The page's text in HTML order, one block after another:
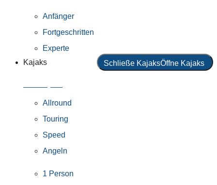
Anfänger
Fortgeschritten
Experte
Kajaks
Schließe KajaksÖffne Kajaks
Allround
Touring
Speed
Angeln
1 Person